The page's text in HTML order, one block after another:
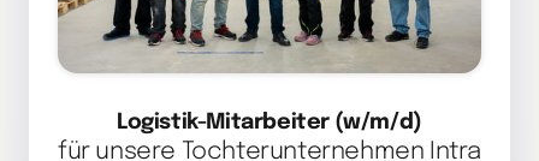
Logistik-Mitarbeiter (w/m/d)
für unsere Tochterunternehmen Intra